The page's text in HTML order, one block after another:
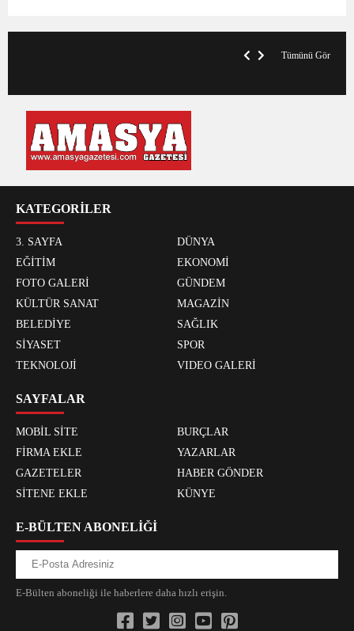
Tümünü Gör
KATEGORİLER
3. SAYFA
DÜNYA
EĞİTİM
EKONOMİ
FOTO GALERİ
GÜNDEM
KÜLTÜR SANAT
MAGAZİN
BELEDİYE
SAĞLIK
SİYASET
SPOR
TEKNOLOJİ
VIDEO GALERİ
SAYFALAR
MOBİL SİTE
BURÇLAR
FİRMA EKLE
YAZARLAR
GAZETELER
HABER GÖNDER
SİTENE EKLE
KÜNYE
E-BÜLTEN ABONELİĞİ
E-Bülten aboneliği ile haberlere daha hızlı erişin.